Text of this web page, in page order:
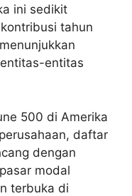
ini sedikit
tahun
entitas
500 di Amerika
daftar
dengan
modal
terbuka di